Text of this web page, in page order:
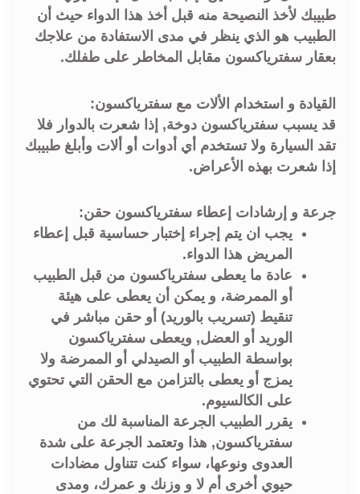
طبيبك لأخذ النصيحة منه قبل أخذ هذا الدواء حيث أن
الطبيب هو الذي ينظر في مدى الاستفادة من علاجك
بعقار سفترياكسون مقابل المخاطر على طفلك.
القيادة و استخدام الألات مع سفترياكسون:
قد يسبب سفترياكسون دوخة, إذا شعرت بالدوار فلا
تقد السيارة ولا تستخدم أي أدوات أو ألات وأبلغ طبيبك
إذا شعرت بهذه الأعراض.
جرعة و إرشادات إعطاء سفترياكسون حقن:
يجب ان يتم إجراء إختبار حساسية قبل إعطاء
المريض هذا الدواء.
عادة ما يعطى سفترياكسون من قبل الطبيب
أو الممرضة، و يمكن أن يعطى على هيئة
تنقيط (تسريب بالوريد) أو حقن مباشر في
الوريد أو العضل, ويعطى سفترياكسون
بواسطة الطبيب أو الصيدلي أو الممرضة ولا
يمزج أو يعطى بالتزامن مع الحقن التي تحتوي
على الكالسيوم.
يقرر الطبيب الجرعة المناسبة لك من
سفترياكسون, هذا وتعتمد الجرعة على شدة
العدوى ونوعها، سواء كنت تتناول مضادات
حيوي أخرى أم لا و وزنك و عمرك، ومدى